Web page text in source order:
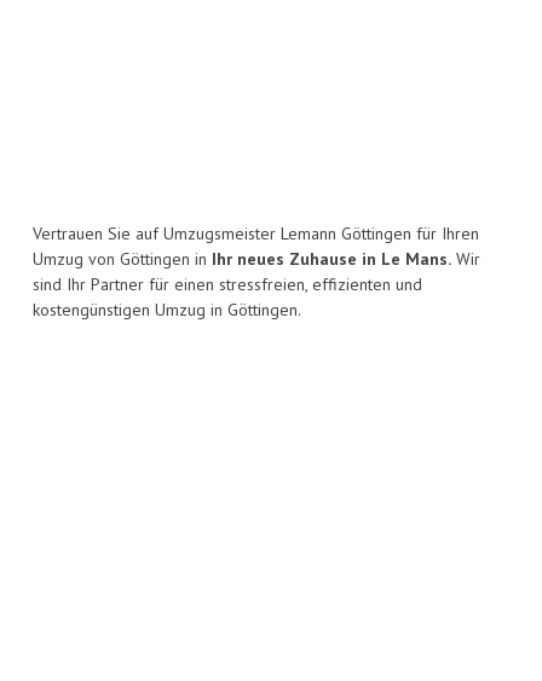
Vertrauen Sie auf Umzugsmeister Lemann Göttingen für Ihren
Umzug von Göttingen in Ihr neues Zuhause in Le Mans. Wir
sind Ihr Partner für einen stressfreien, effizienten und
kostengünstigen Umzug in Göttingen.